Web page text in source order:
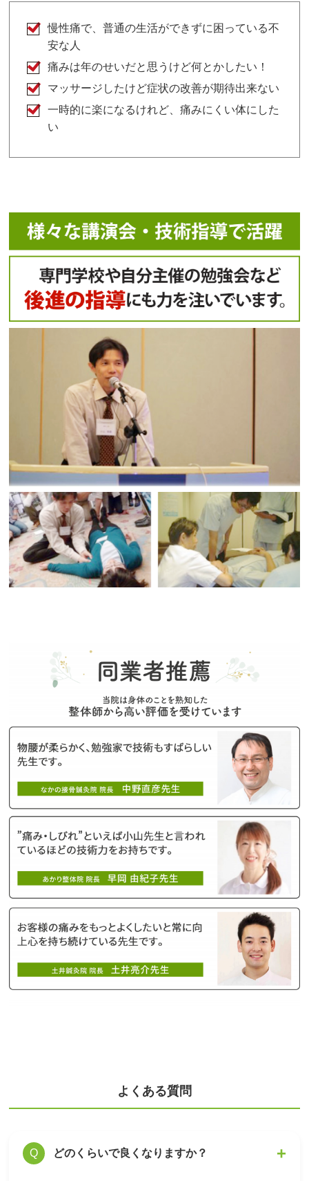
慢性痛で、普通の生活ができずに困っている不
安な人
痛みは年のせいだと思うけど何とかしたい！
マッサージしたけど症状の改善が期待出来ない
一時的に楽になるけれど、痛みにくい体にした
い
よくある質問
Q どのくらいで良くなりますか？